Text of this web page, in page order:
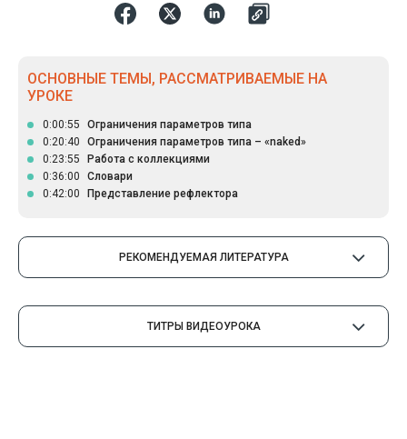
ОСНОВНЫЕ ТЕМЫ, РАССМАТРИВАЕМЫЕ НА
УРОКЕ
0:00:55
Ограничения параметров типа
0:20:40
Ограничения параметров типа – «naked»
0:23:55
Работа с коллекциями
0:36:00
Словари
0:42:00
Представление рефлектора
РЕКОМЕНДУЕМАЯ ЛИТЕРАТУРА
ТИТРЫ ВИДЕОУРОКА